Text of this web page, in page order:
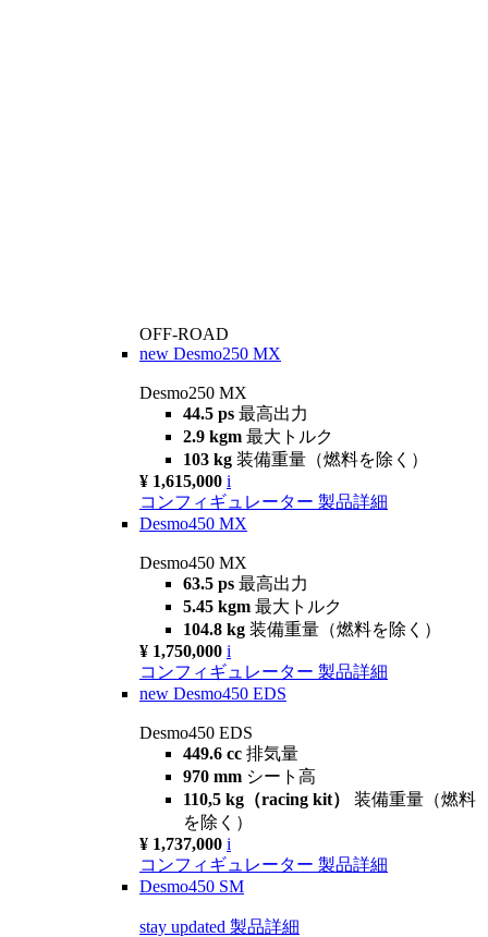
OFF-ROAD
new Desmo250 MX
Desmo250 MX
44.5 ps 最高出力
2.9 kgm 最大トルク
103 kg 装備重量（燃料を除く）
¥ 1,615,000 i
コンフィギュレーター 製品詳細
Desmo450 MX
Desmo450 MX
63.5 ps 最高出力
5.45 kgm 最大トルク
104.8 kg 装備重量（燃料を除く）
¥ 1,750,000 i
コンフィギュレーター 製品詳細
new Desmo450 EDS
Desmo450 EDS
449.6 cc 排気量
970 mm シート高
110,5 kg（racing kit） 装備重量（燃料
を除く）
¥ 1,737,000 i
コンフィギュレーター 製品詳細
Desmo450 SM
stay updated 製品詳細